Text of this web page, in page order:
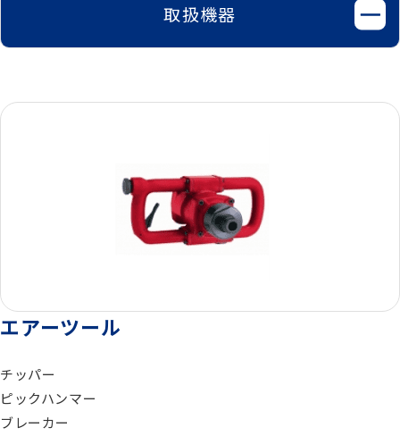
取扱機器
モルタル注入機器
エアーツール
チッパー
ピックハンマー
ブレーカー